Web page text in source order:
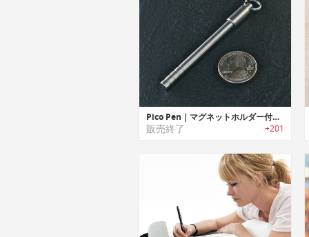
Pico Pen｜マグネットホルダー付ミニボールペン「ピコペン」
販売終了 +201